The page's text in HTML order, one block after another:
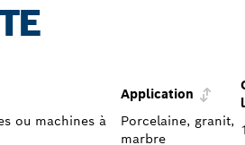
Application
ou machines à
Porcelaine, granit,
marbre
1